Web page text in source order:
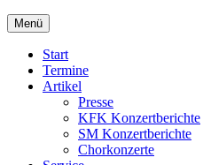
Menü
Start
Termine
Artikel
Presse
KFK Konzertberichte
SM Konzertberichte
Chorkonzerte